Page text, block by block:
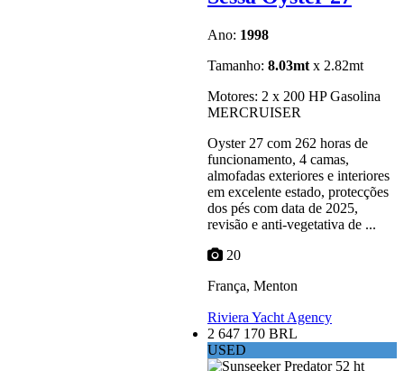
Ano: 1998
Tamanho: 8.03mt x 2.82mt
Motores: 2 x 200 HP Gasolina
MERCRUISER
Oyster 27 com 262 horas de
funcionamento, 4 camas,
almofadas exteriores e interiores
em excelente estado, protecções
dos pés com data de 2025,
revisão e anti-vegetativa de ...
20
França, Menton
Riviera Yacht Agency
2 647 170 BRL
USED